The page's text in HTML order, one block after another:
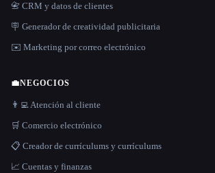
📇 CRM y datos de clientes
🪧 Generador de creatividad publicitaria
✉️ Marketing por correo electrónico
💼NEGOCIOS
👨‍💻 Atención al cliente
🛒 Comercio electrónico
📋 Creador de currículums y currículums
📈 Cuentas y finanzas